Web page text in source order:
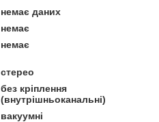
немає даних
немає
немає
стерео
без кріплення
(внутрішньоканальні)
вакуумні